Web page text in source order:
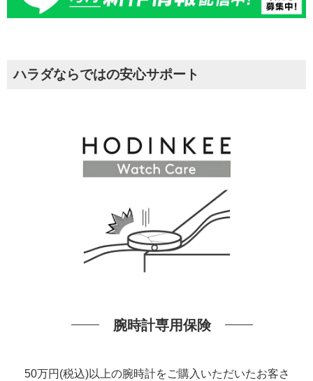
ハラダならではの安心サポート
腕時計専用保険
50万円(税込)以上の腕時計をご購入いただいたお客さ